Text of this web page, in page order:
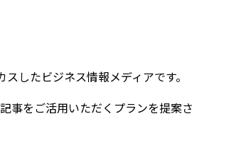
したビジネス情報メディアです。
事をご活用いただくプランを提案さ